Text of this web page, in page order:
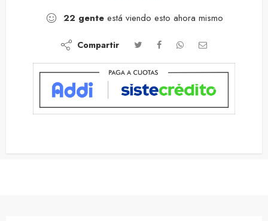
22 genteestá viendo esto ahora mismo
Compartir